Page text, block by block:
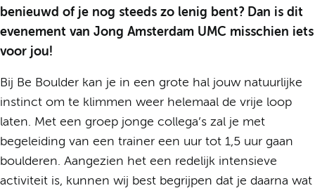
benieuwd of je nog steeds zo lenig bent? Dan is dit
evenement van Jong Amsterdam UMC misschien iets
voor jou!
Bij Be Boulder kan je in een grote hal jouw natuurlijke
instinct om te klimmen weer helemaal de vrije loop
laten. Met een groep jonge collega’s zal je met
begeleiding van een trainer een uur tot 1,5 uur gaan
boulderen. Aangezien het een redelijk intensieve
activiteit is, kunnen wij best begrijpen dat je daarna wat